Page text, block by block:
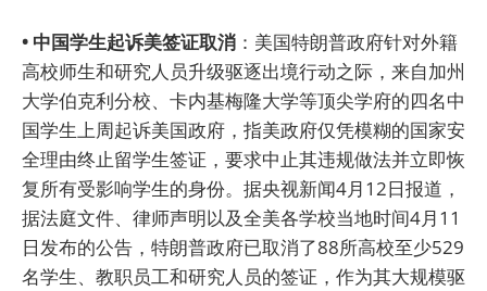
• 中国学生起诉美签证取消 ：美国特朗普政府针对外籍
高校师生和研究人员升级驱逐出境行动之际，来自加州
大学伯克利分校、卡内基梅隆大学等顶尖学府的四名中
国学生上周起诉美国政府，指美政府仅凭模糊的国家安
全理由终止留学生签证，要求中止其违规做法并立即恢
复所有受影响学生的身份。据央视新闻4月12日报道，
据法庭文件、律师声明以及全美各学校当地时间4月11
日发布的公告，特朗普政府已取消了88所高校至少529
名学生、教职员工和研究人员的签证，作为其大规模驱